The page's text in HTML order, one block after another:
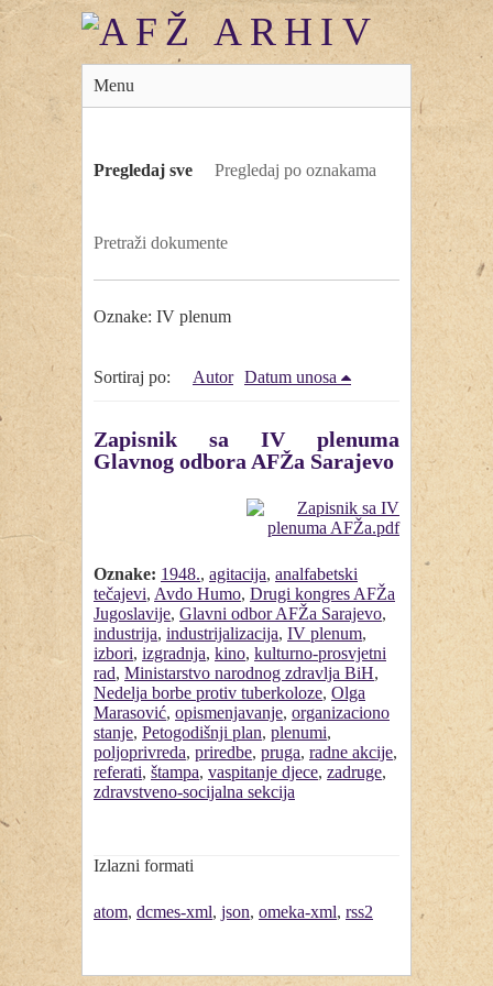
Menu
Pregledaj sve Pregledaj po oznakama
Pretraži dokumente
Oznake: IV plenum
Sortiraj po: Autor Datum unosa
Zapisnik sa IV plenuma
Glavnog odbora AFŽa Sarajevo
Oznake: 1948., agitacija, analfabetski
tečajevi, Avdo Humo, Drugi kongres AFŽa
Jugoslavije, Glavni odbor AFŽa Sarajevo,
industrija, industrijalizacija, IV plenum,
izbori, izgradnja, kino, kulturno-prosvjetni
rad, Ministarstvo narodnog zdravlja BiH,
Nedelja borbe protiv tuberkoloze, Olga
Marasović, opismenjavanje, organizaciono
stanje, Petogodišnji plan, plenumi,
poljoprivreda, priredbe, pruga, radne akcije,
referati, štampa, vaspitanje djece, zadruge,
zdravstveno-socijalna sekcija
Izlazni formati
atom, dcmes-xml, json, omeka-xml, rss2